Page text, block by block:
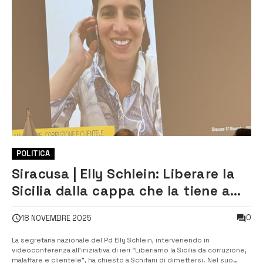
POLITICA
Siracusa | Elly Schlein: Liberare la
Sicilia dalla cappa che la tiene a
18 NOVEMBRE 2025 0
La segretaria nazionale del Pd Elly Schlein, intervenendo in
videoconferenza all’iniziativa di ieri “Liberiamo la Sicilia da corruzione,
malaffare e clientele”, ha chiesto a Schifani di dimettersi. Nel suo